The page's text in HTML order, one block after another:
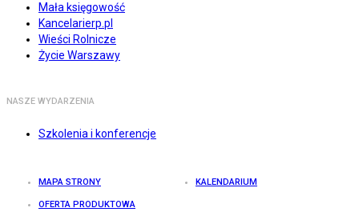
Mała księgowość
Kancelarierp.pl
Wieści Rolnicze
Życie Warszawy
NASZE WYDARZENIA
Szkolenia i konferencje
MAPA STRONY KALENDARIUM
OFERTA PRODUKTOWA